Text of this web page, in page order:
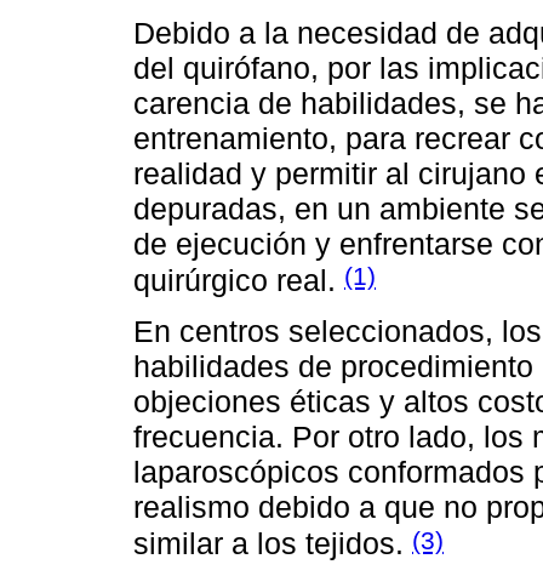
Debido a la necesidad de
del quirófano, por las
carencia de habilidades, se
entrenamiento, para recrear
realidad y permitir al cirujano
depuradas, en un ambiente
de ejecución y enfrentarse
quirúrgico real. (1)
En centros seleccionados,
habilidades de
objeciones éticas y altos
frecuencia. Por otro lado, los
laparoscópicos conformados
realismo debido a que no
similar a los tejidos. (3)